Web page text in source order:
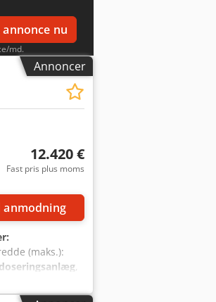
nu
md.
Annoncer
12.420 €
Fast pris plus moms
anmodning
(maks.):
doseringsanlæg,
-